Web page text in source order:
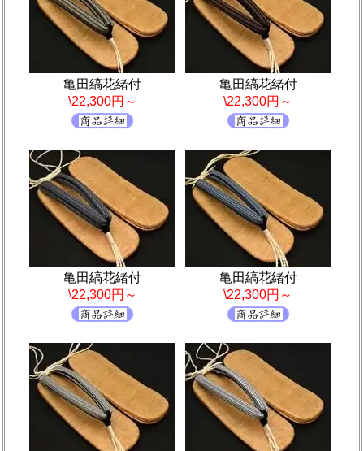
亀田縞花緒付
\22,300円～
亀田縞花緒付
\22,300円～
亀田縞花緒付
\22,300円～
亀田縞花緒付
\22,300円～